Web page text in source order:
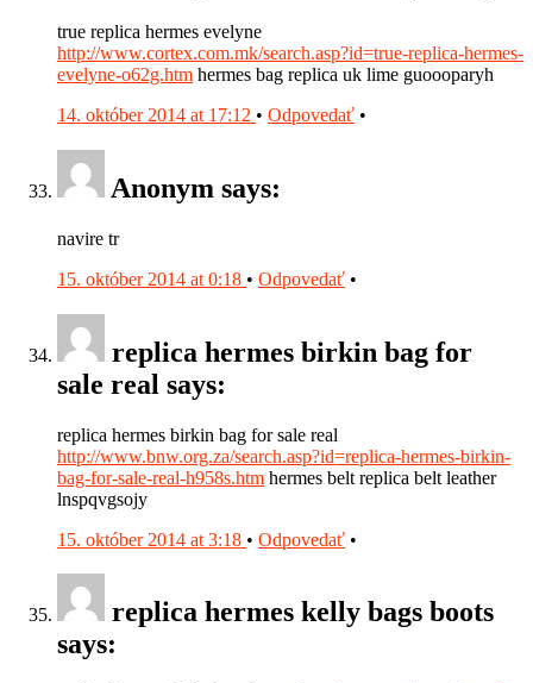
true replica hermes evelyne
http://www.cortex.com.mk/search.asp?id=true-replica-hermes-
evelyne-o62g.htm hermes bag replica uk lime guoooparyh
14. október 2014 at 17:12 • Odpovedať •
Anonym says:
navire tr
15. október 2014 at 0:18 • Odpovedať •
replica hermes birkin bag for
sale real says:
replica hermes birkin bag for sale real
http://www.bnw.org.za/search.asp?id=replica-hermes-birkin-
bag-for-sale-real-h958s.htm hermes belt replica belt leather
lnspqvgsojy
15. október 2014 at 3:18 • Odpovedať •
replica hermes kelly bags boots
says: